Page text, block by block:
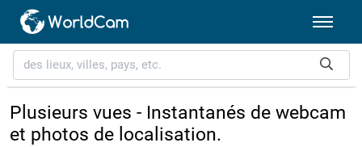
Plusieurs vues - Instantanés de webcam
et photos de localisation.